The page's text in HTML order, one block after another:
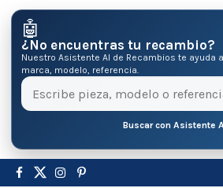
🤖
¿No encuentras tu recambio?
Nuestro Asistente AI de Recambios te ayuda
marca, modelo, referencia.
Buscar con Asistente